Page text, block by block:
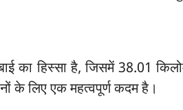
का हिस्सा है, जिसमें 38.01
के लिए एक महत्वपूर्ण कदम है।